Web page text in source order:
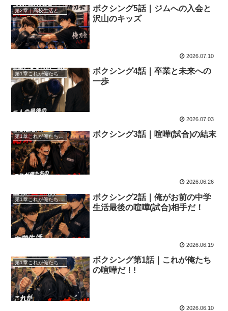
第2章｜高校生活との両立
ボクシング5話｜ジムへの入会と
沢山のキッズ
2026.07.10
第1章これが俺たちの喧嘩だ
ボクシング4話｜卒業と未来への
一歩
2026.07.03
第1章これが俺たちの喧嘩だ ボクシング3話｜喧嘩(試合)の結末
2026.06.26
第1章これが俺たちの喧嘩だ
ボクシング2話｜俺がお前の中学
生活最後の喧嘩(試合)相手だ！
2026.06.19
ボクシング第1話｜これが俺たち
の喧嘩だ！!
2026.06.10